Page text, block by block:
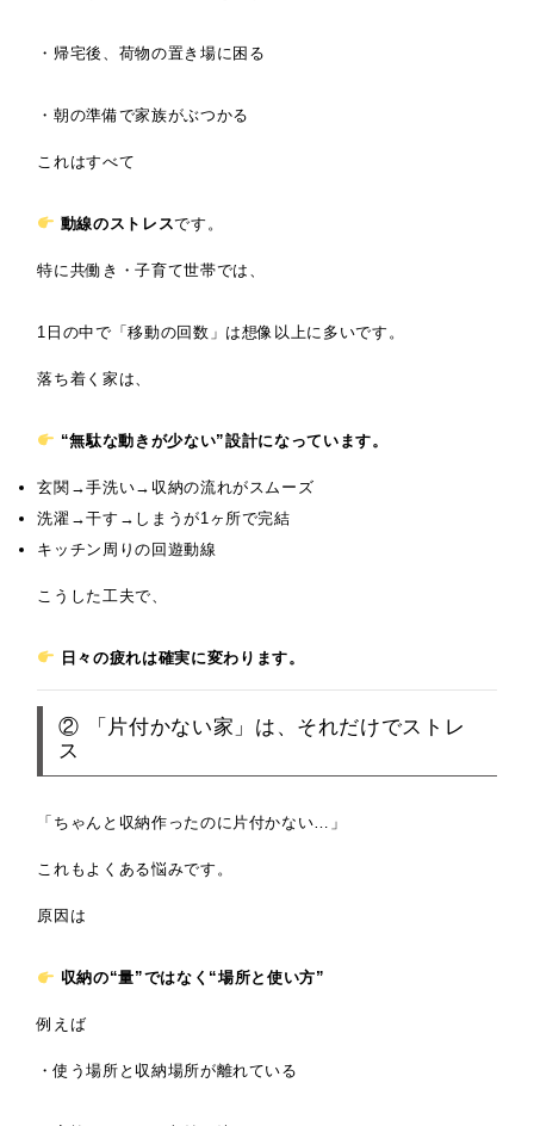
・帰宅後、荷物の置き場に困る
・朝の準備で家族がぶつかる
これはすべて
動線のストレスです。
特に共働き・子育て世帯では、
1日の中で「移動の回数」は想像以上に多いです。
落ち着く家は、
“無駄な動きが少ない”設計になっています。
玄関→手洗い→収納の流れがスムーズ
洗濯→干す→しまうが1ヶ所で完結
キッチン周りの回遊動線
こうした工夫で、
日々の疲れは確実に変わります。
② 「片付かない家」は、それだけでストレ
ス
「ちゃんと収納作ったのに片付かない…」
これもよくある悩みです。
原因は
収納の“量”ではなく“場所と使い方”
例えば
・使う場所と収納場所が離れている